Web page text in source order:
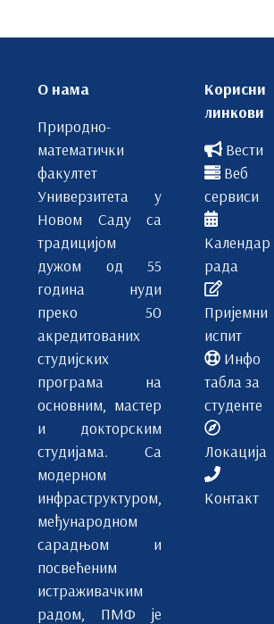
О нама
Природно-
математички
факултет
Универзитета у
Новом Саду са
традицијом
дужом од 55
година нуди
преко 50
акредитованих
студијских
програма на
основним, мастер
и докторским
студијама. Са
модерном
инфраструктуром,
међународном
сарадњом и
посвећеним
истраживачким
радом, ПМФ је
Корисни
линкови
Вести
Веб
сервиси
Календар
рада
Пријемни
испит
Инфо
табла за
студенте
Локација
Контакт